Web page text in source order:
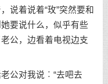
说着说着“玫”突然要和
要说什么，似乎有些
公，边看着电视边支
公对我说︰“去吧去